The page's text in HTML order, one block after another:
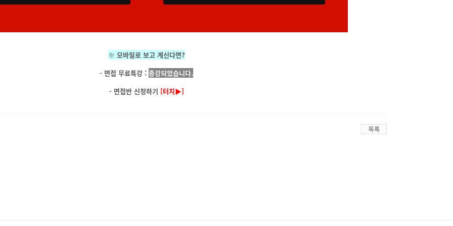
※ 모바일로 보고 계신다면?
- 면접 무료특강 : 종강되었습니다.
- 면접반 신청하기 [터치▶]